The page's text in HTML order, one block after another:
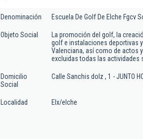
Denominación Escuela De Golf De Elche Fgcv
Objeto Social
La promoción del golf, la
golf e instalaciones deportivas
Valenciana, así como de actos
excluidas todas las actividades
Domicilio
Social
Calle Sanchis dolz , 1 - JUNTO
Localidad Elx/elche